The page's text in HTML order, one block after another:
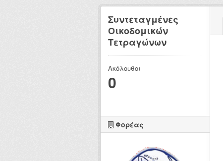
Συντεταγμένες
Oικοδομικών
Tετραγώνων
Ακόλουθοι
0
Φορέας